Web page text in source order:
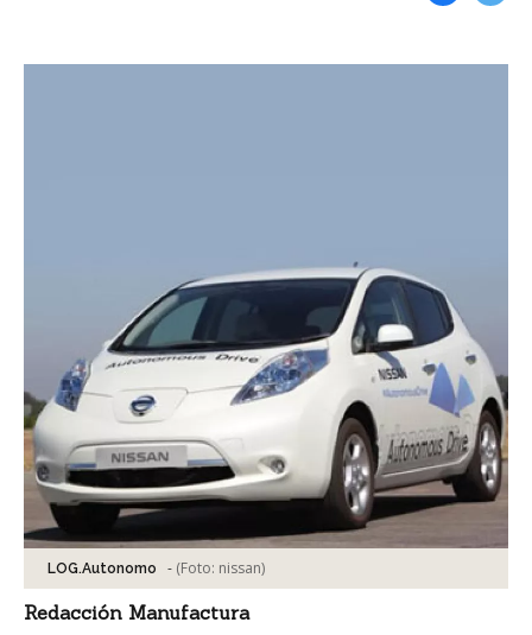
LOG.Autonomo - (Foto: nissan)
Redacción Manufactura